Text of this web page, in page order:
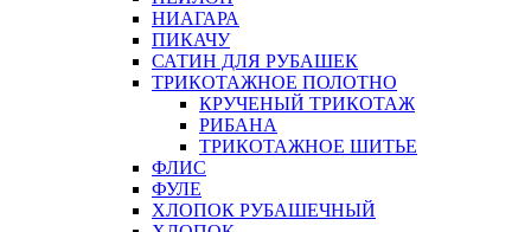
НИАГАРА
ПИКАЧУ
САТИН ДЛЯ РУБАШЕК
ТРИКОТАЖНОЕ ПОЛОТНО
КРУЧЕНЫЙ ТРИКОТАЖ
РИБАНА
ТРИКОТАЖНОЕ ШИТЬЕ
ФЛИС
ФУЛЕ
ХЛОПОК РУБАШЕЧНЫЙ